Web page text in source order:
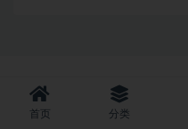
Copyright © 2021 - All rights
首页 分类